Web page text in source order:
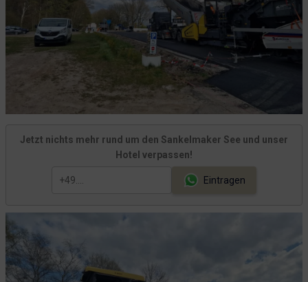
Jetzt nichts mehr rund um den Sankelmaker See und unser
Hotel verpassen!
Eintragen